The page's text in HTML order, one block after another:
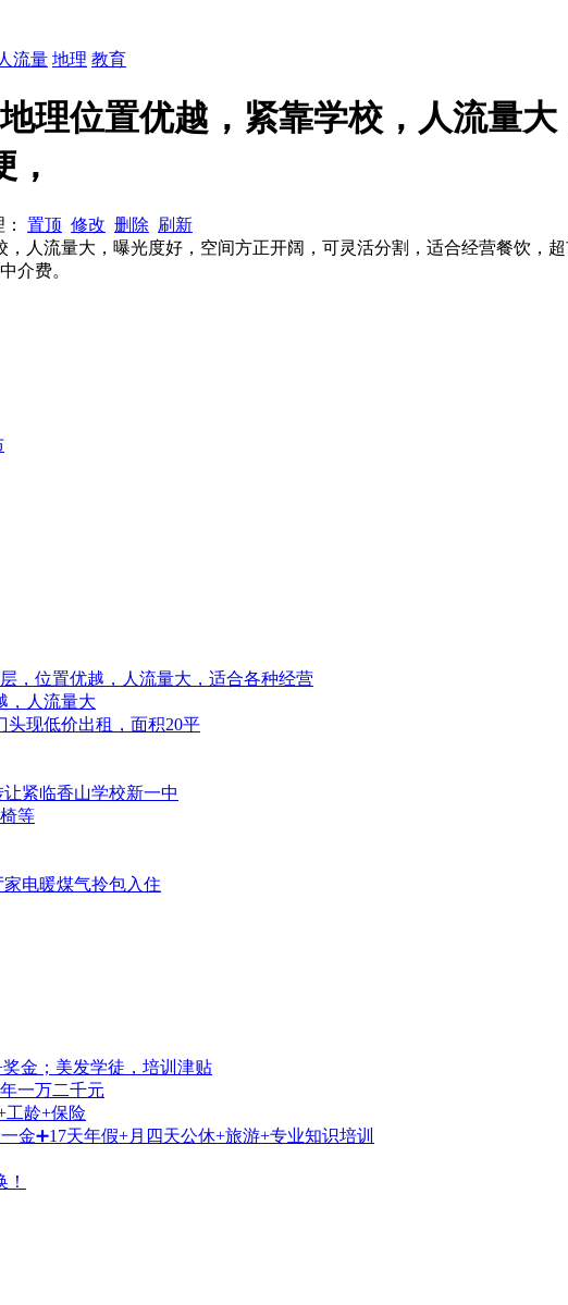
人流量 地理 教育
理位置优越，紧靠学校，人流量
置顶 修改 删除 刷新
人流量大，曝光度好，空间方正开阔，可灵活分割，适合经营餐饮，
介费。
，位置优越，人流量大，适合各种经营
，人流量大
头现低价出租，面积20平
紧临香山学校新一中
等
电暖煤气拎包入住
金；美发学徒，培训津贴
一万二千元
工龄+保险
金➕17天年假+月四天公休+旅游+专业知识培训